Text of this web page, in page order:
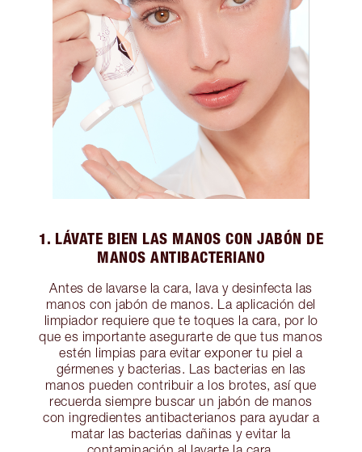
1. LÁVATE BIEN LAS MANOS CON JABÓN DE
MANOS ANTIBACTERIANO
Antes de lavarse la cara, lava y desinfecta las
manos con jabón de manos. La aplicación del
limpiador requiere que te toques la cara, por lo
que es importante asegurarte de que tus manos
estén limpias para evitar exponer tu piel a
gérmenes y bacterias. Las bacterias en las
manos pueden contribuir a los brotes, así que
recuerda siempre buscar un jabón de manos
con ingredientes antibacterianos para ayudar a
matar las bacterias dañinas y evitar la